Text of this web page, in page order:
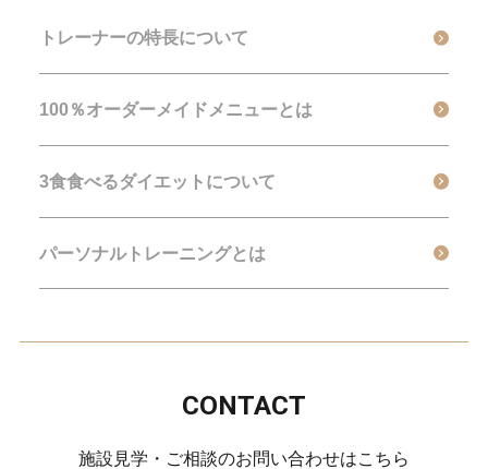
トレーナーの特長について
100％オーダーメイドメニューとは
3食食べるダイエットについて
パーソナルトレーニングとは
CONTACT
施設見学・ご相談のお問い合わせはこちら